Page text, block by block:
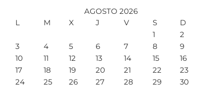
AGOSTO 2026
L
M X J V S
D
1
2
3
4 5 6 7 8
9
10
11 12 13 14 15
16
17
18 19 20 21 22
23
24
25 26 27 28 29
30